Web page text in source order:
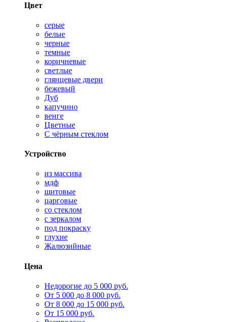
Цвет
серые
белые
черные
темные
коричневые
светлые
глянцевые двери
бежевый
Дуб
капучино
венге
Цветные
С чёрным стеклом
Устройство
из массива
мдф
щитовые
царговые
со стеклом
с зеркалом
под покраску
глухие
Жалюзийные
Цена
Недорогие до 5 000 руб.
От 5 000 до 8 000 руб.
От 8 000 до 15 000 руб.
От 15 000 руб.